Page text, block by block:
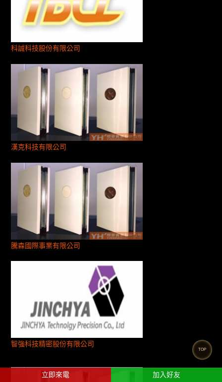
科誠科技股份有限公司
漢克科技有限公司
騰森國際事業有限公司
智強科技精密股份有限公司
TOP
立即來電 加入好友